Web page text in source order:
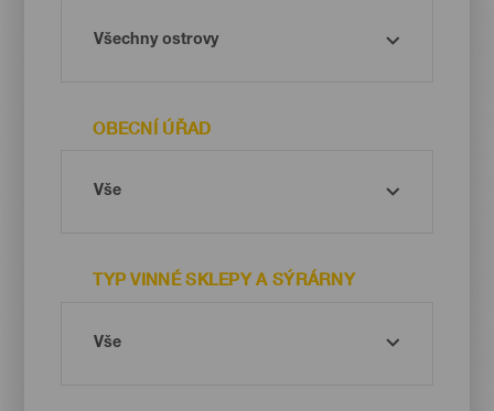
OBECNÍ ÚŘAD
TYP VINNÉ SKLEPY A SÝRÁRNY